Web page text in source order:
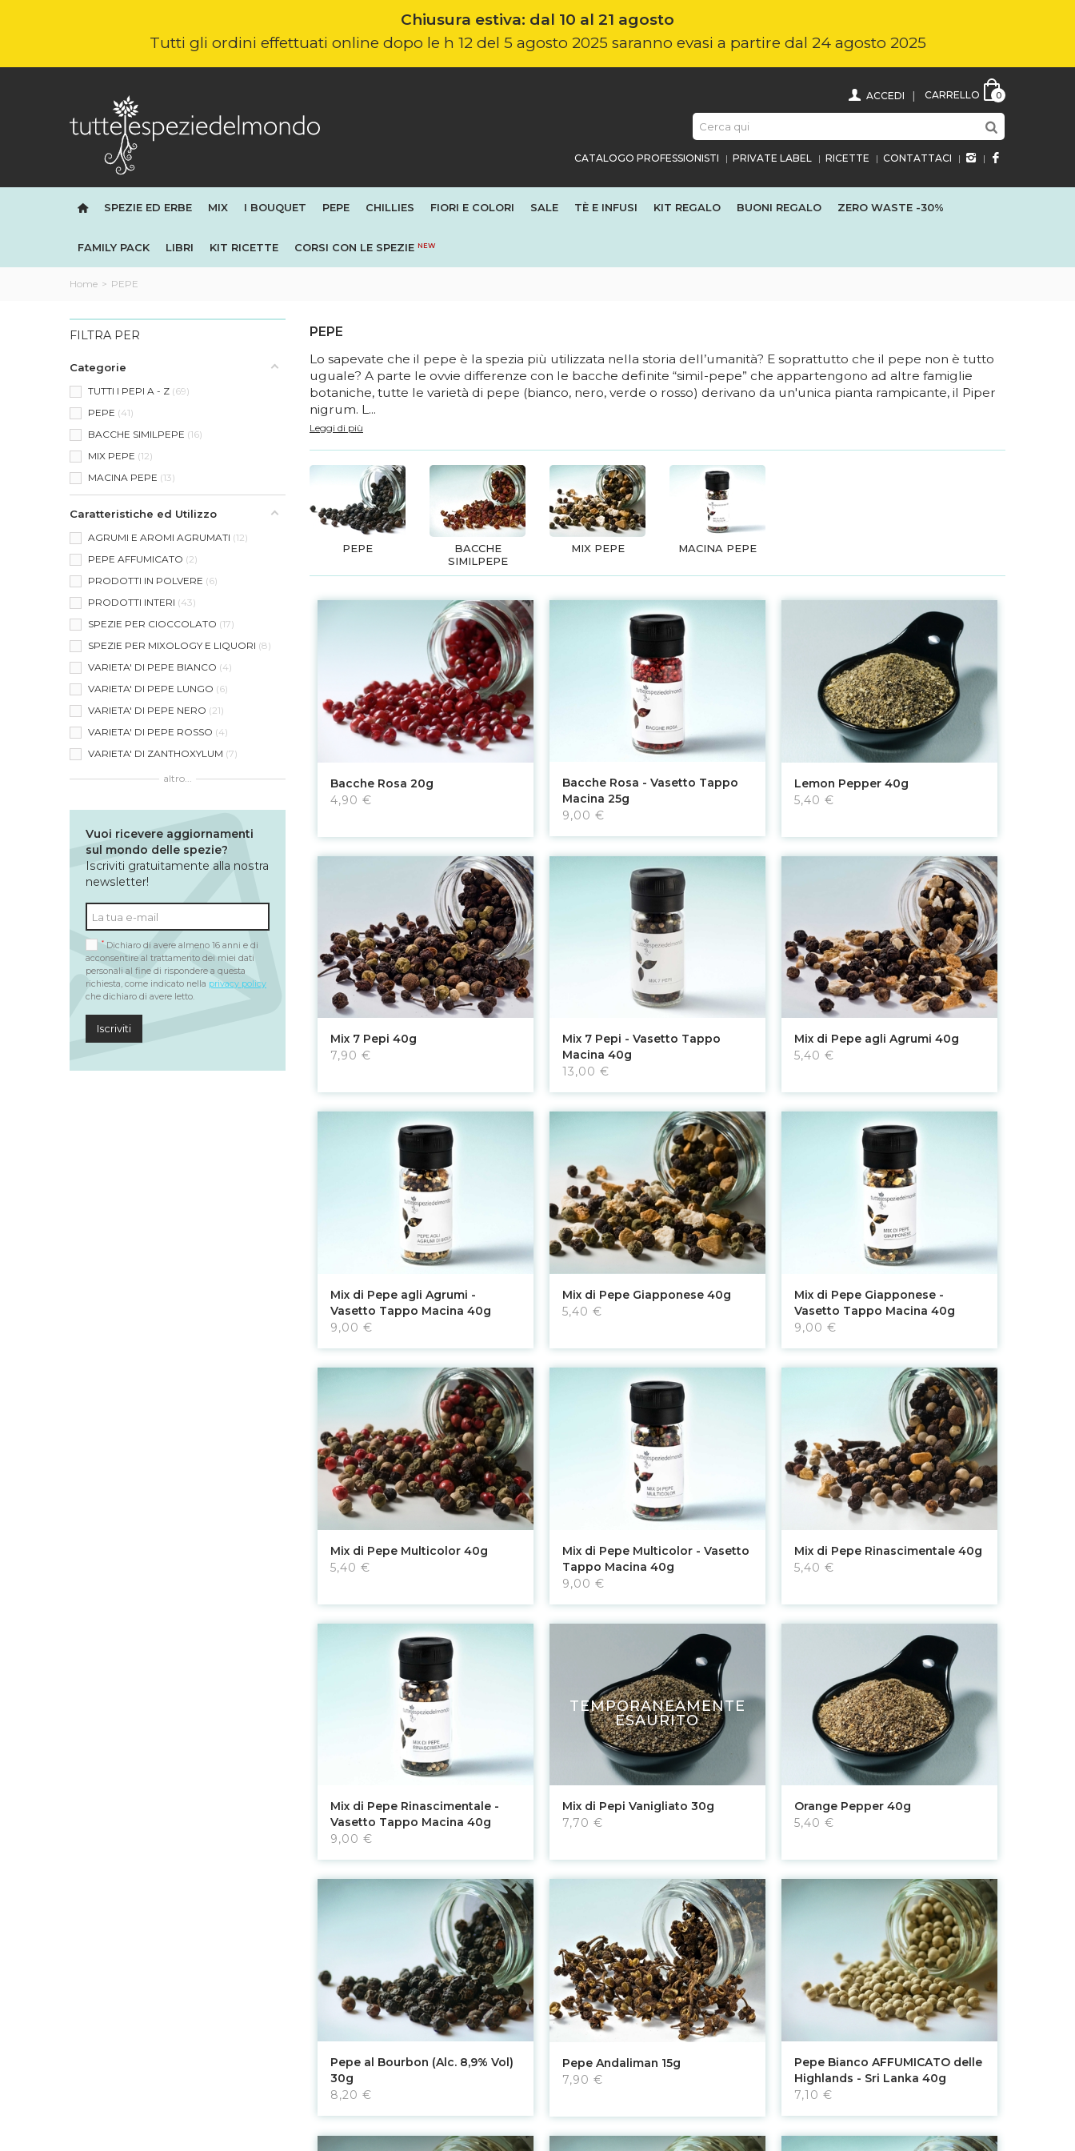
Chiusura estiva: dal 10 al 21 agosto
Tutti gli ordini effettuati online dopo le h 12 del 5 agosto 2025 saranno evasi a partire dal 24 agosto 2025
0
CARRELLO
ACCEDI
CONTATTACI
RICETTE
PRIVATE LABEL
CATALOGO PROFESSIONISTI
SPEZIE ED ERBE MIX I BOUQUET PEPE CHILLIES FIORI E COLORI SALE TÈ E INFUSI KIT REGALO BUONI REGALO ZERO WASTE -30%
FAMILY PACK LIBRI KIT RICETTE CORSI CON LE SPEZIE NEW
Home > PEPE
FILTRA PER
Categorie
TUTTI I PEPI A - Z 69
PEPE 41
BACCHE SIMILPEPE 16
MIX PEPE 12
MACINA PEPE 13
Caratteristiche ed Utilizzo
AGRUMI E AROMI AGRUMATI 12
PEPE AFFUMICATO 2
PRODOTTI IN POLVERE 6
PRODOTTI INTERI 43
SPEZIE PER CIOCCOLATO 17
SPEZIE PER MIXOLOGY E LIQUORI 8
VARIETA' DI PEPE BIANCO 4
VARIETA' DI PEPE LUNGO 6
VARIETA' DI PEPE NERO 21
VARIETA' DI PEPE ROSSO 4
VARIETA' DI ZANTHOXYLUM 7
altro...
Vuoi ricevere aggiornamenti
sul mondo delle spezie?
Iscriviti gratuitamente alla nostra
newsletter!
* Dichiaro di avere almeno 16 anni e di
acconsentire al trattamento dei miei dati
personali al fine di rispondere a questa
richiesta, come indicato nella privacy policy
che dichiaro di avere letto.
Iscriviti
PEPE
Lo sapevate che il pepe è la spezia più utilizzata nella storia dell’umanità? E soprattutto che il pepe non è tutto
uguale? A parte le ovvie differenze con le bacche definite “simil-pepe” che appartengono ad altre famiglie
botaniche, tutte le varietà di pepe (bianco, nero, verde o rosso) derivano da un'unica pianta rampicante, il Piper
nigrum. L...
Leggi di più
PEPE
BACCHE
SIMILPEPE
MIX PEPE MACINA PEPE
Aggiungi al carrello
Bacche Rosa 20g
4,90 €
Aggiungi al carrello
Bacche Rosa - Vasetto Tappo
Macina 25g
9,00 €
Aggiungi al carrello
Lemon Pepper 40g
5,40 €
Aggiungi al carrello
Mix 7 Pepi 40g
7,90 €
Aggiungi al carrello
Mix 7 Pepi - Vasetto Tappo
Macina 40g
13,00 €
Aggiungi al carrello
Mix di Pepe agli Agrumi 40g
5,40 €
Aggiungi al carrello
Mix di Pepe agli Agrumi -
Vasetto Tappo Macina 40g
9,00 €
Aggiungi al carrello
Mix di Pepe Giapponese 40g
5,40 €
Aggiungi al carrello
Mix di Pepe Giapponese -
Vasetto Tappo Macina 40g
9,00 €
Aggiungi al carrello
Mix di Pepe Multicolor 40g
5,40 €
Aggiungi al carrello
Mix di Pepe Multicolor - Vasetto
Tappo Macina 40g
9,00 €
Aggiungi al carrello
Mix di Pepe Rinascimentale 40g
5,40 €
Aggiungi al carrello
Mix di Pepe Rinascimentale -
Vasetto Tappo Macina 40g
9,00 €
TEMPORANEAMENTE
ESAURITO
Vedi
Mix di Pepi Vanigliato 30g
7,70 €
Aggiungi al carrello
Orange Pepper 40g
5,40 €
Aggiungi al carrello
Pepe al Bourbon (Alc. 8,9% Vol)
30g
8,20 €
Aggiungi al carrello
Pepe Andaliman 15g
7,90 €
Aggiungi al carrello
Pepe Bianco AFFUMICATO delle
Highlands - Sri Lanka 40g
7,10 €